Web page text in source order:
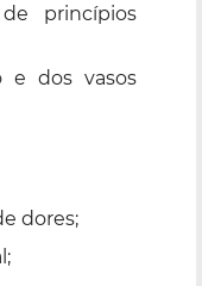
princípios
e dos vasos
dores;